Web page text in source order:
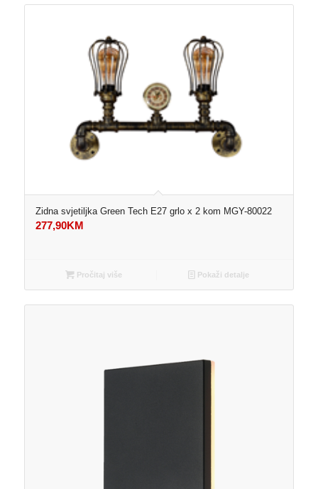
Zidna svjetiljka Green Tech E27 grlo x 2 kom MGY-80022
277,90KM
Pročitaj više Pokaži detalje